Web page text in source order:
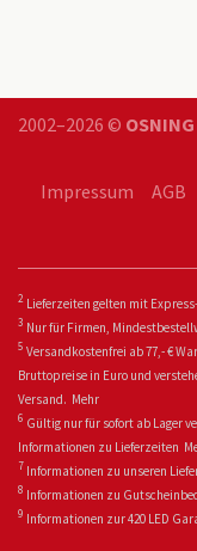
2002–2026 ©
Impressum AGB
2 Lieferzeiten gelten mit
3 Nur für Firmen,
5 Versandkostenfrei ab 77,- €
Bruttopreise in Euro und
Versand. Mehr
6 Gültig nur für sofort ab Lager
Informationen zu Lieferzeiten
7 Informationen zu unseren
8 Informationen zu
9 Informationen zur 420 LED